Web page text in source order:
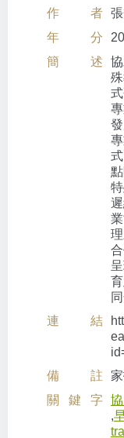
作者
年分
簡述
連結
備註
關鍵字
,